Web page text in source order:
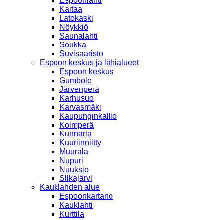
Kaitaa
Latokaski
Nöykkiö
Saunalahti
Soukka
Suvisaaristo
Espoon keskus ja lähialueet
Espoon keskus
Gumböle
Järvenperä
Karhusuo
Karvasmäki
Kaupunginkallio
Kolmperä
Kunnarla
Kuuriinniitty
Muurala
Nupuri
Nuuksio
Siikajärvi
Kauklahden alue
Espoonkartano
Kauklahti
Kurttila